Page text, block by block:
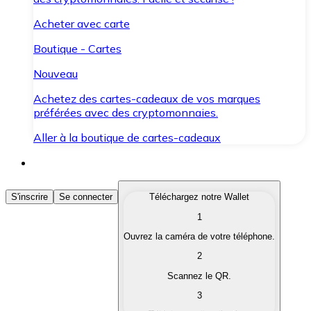
Acheter avec carte
Boutique - Cartes
Nouveau
Achetez des cartes-cadeaux de vos marques
préférées avec des cryptomonnaies.
Aller à la boutique de cartes-cadeaux
Acheter des Cryptomonnaies
Achetez les cryptomonnaies qui vous intéressent
Convertissez vos cryptomonnaies en monnaie
S'inscrire Se connecter
Téléchargez notre Wallet
1
Ouvrez la caméra de votre téléphone.
2
Scannez le QR.
3